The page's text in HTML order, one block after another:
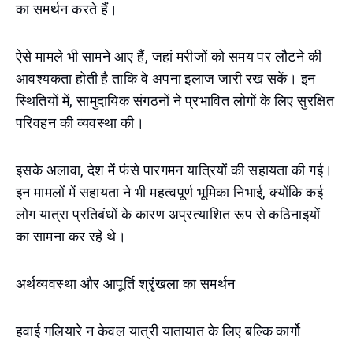
का समर्थन करते हैं।
ऐसे मामले भी सामने आए हैं, जहां मरीजों को समय पर लौटने की
आवश्यकता होती है ताकि वे अपना इलाज जारी रख सकें। इन
स्थितियों में, सामुदायिक संगठनों ने प्रभावित लोगों के लिए सुरक्षित
परिवहन की व्यवस्था की।
इसके अलावा, देश में फंसे पारगमन यात्रियों की सहायता की गई।
इन मामलों में सहायता ने भी महत्वपूर्ण भूमिका निभाई, क्योंकि कई
लोग यात्रा प्रतिबंधों के कारण अप्रत्याशित रूप से कठिनाइयों
का सामना कर रहे थे।
अर्थव्यवस्था और आपूर्ति श्रृंखला का समर्थन
हवाई गलियारे न केवल यात्री यातायात के लिए बल्कि कार्गो